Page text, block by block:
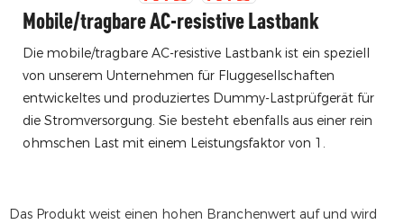
Mobile/tragbare AC-resistive Lastbank
Die mobile/tragbare AC-resistive Lastbank ist ein speziell
von unserem Unternehmen für Fluggesellschaften
entwickeltes und produziertes Dummy-Lastprüfgerät für
die Stromversorgung. Sie besteht ebenfalls aus einer rein
ohmschen Last mit einem Leistungsfaktor von 1.
Das Produkt weist einen hohen Branchenwert auf und wird